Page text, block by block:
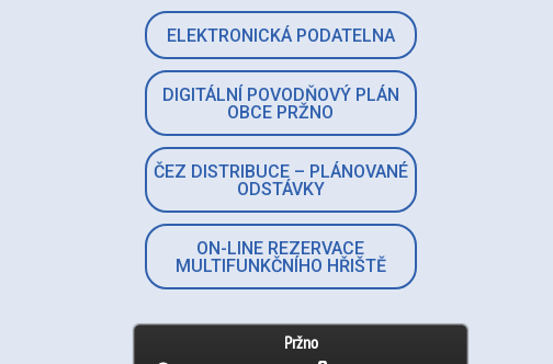
ELEKTRONICKÁ PODATELNA
DIGITÁLNÍ POVODŇOVÝ PLÁN
OBCE PRŽNO
ČEZ DISTRIBUCE – PLÁNOVANÉ
ODSTÁVKY
ON-LINE REZERVACE
MULTIFUNKČNÍHO HŘIŠTĚ